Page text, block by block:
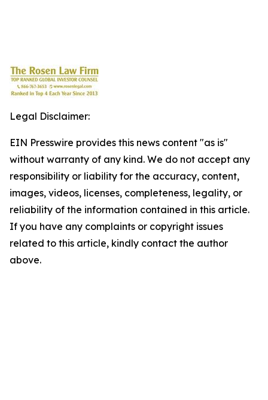
Legal Disclaimer:
EIN Presswire provides this news content "as is"
without warranty of any kind. We do not accept any
responsibility or liability for the accuracy, content,
images, videos, licenses, completeness, legality, or
reliability of the information contained in this article.
If you have any complaints or copyright issues
related to this article, kindly contact the author
above.